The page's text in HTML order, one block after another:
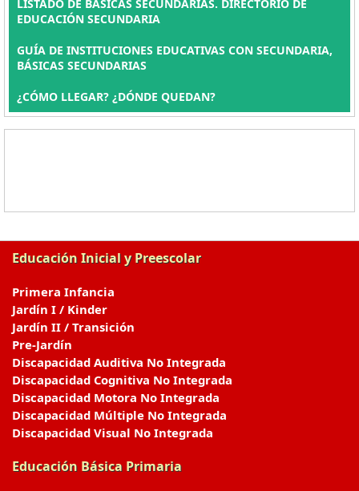
LISTADO DE BÁSICAS SECUNDARIAS. DIRECTORIO DE
EDUCACIÓN SECUNDARIA
GUÍA DE INSTITUCIONES EDUCATIVAS CON SECUNDARIA,
BÁSICAS SECUNDARIAS
¿CÓMO LLEGAR? ¿DÓNDE QUEDAN?
Educación Inicial y Preescolar
Primera Infancia
Jardín I / Kinder
Jardín II / Transición
Pre-Jardín
Discapacidad Auditiva No Integrada
Discapacidad Cognitiva No Integrada
Discapacidad Motora No Integrada
Discapacidad Múltiple No Integrada
Discapacidad Visual No Integrada
Educación Básica Primaria